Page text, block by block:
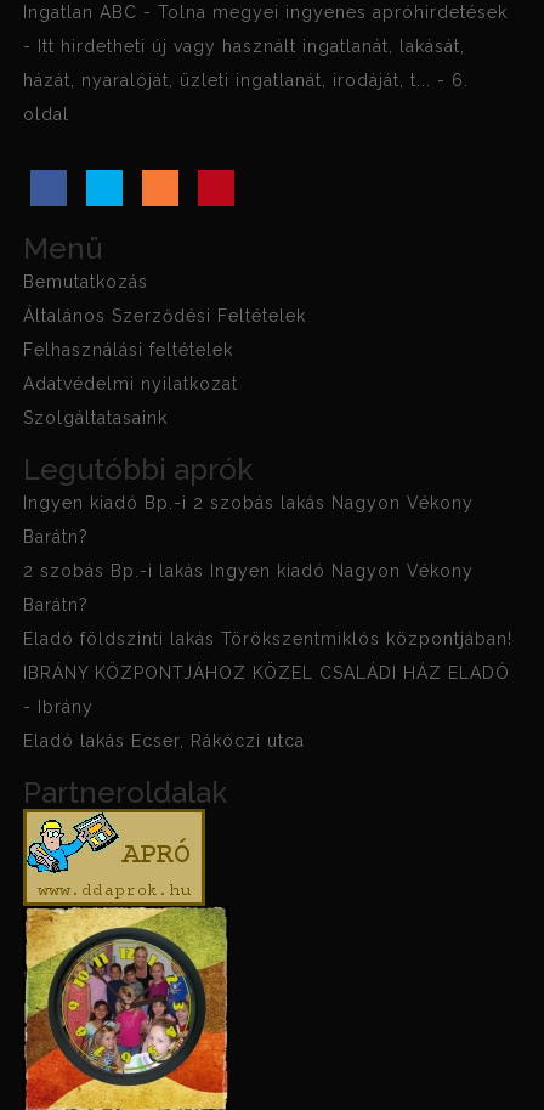
Ingatlan ABC - Tolna megyei ingyenes apróhirdetések
- Itt hirdetheti új vagy használt ingatlanát, lakását,
házát, nyaralóját, üzleti ingatlanát, irodáját, t... - 6.
oldal
Menü
Bemutatkozás
Általános Szerződési Feltételek
Felhasználási feltételek
Adatvédelmi nyilatkozat
Szolgáltatasaink
Legutóbbi aprók
Ingyen kiadó Bp.-i 2 szobás lakás Nagyon Vékony
Barátn?
2 szobás Bp.-i lakás Ingyen kiadó Nagyon Vékony
Barátn?
Eladó földszinti lakás Törökszentmiklós központjában!
IBRÁNY KÖZPONTJÁHOZ KÖZEL CSALÁDI HÁZ ELADÓ
- Ibrány
Eladó lakás Ecser, Rákóczi utca
Partneroldalak